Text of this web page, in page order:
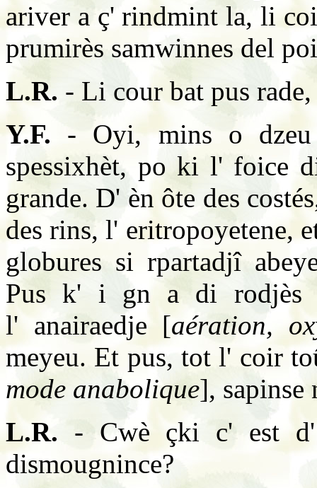
ariver a ç' rindmint la, li
prumirès samwinnes del
L.R. - Li cour bat pus rade,
Y.F. - Oyi, mins o
spessixhèt, po ki l' foice
grande. D' èn ôte des
des rins, l' eritropoyetene,
globures si rpartadjî
Pus k' i gn a di rodjès
l' anairaedje [aération,
meyeu. Et pus, tot l' coir
mode anabolique], sapinse
L.R. - Cwè çki c' est
dismougnince?